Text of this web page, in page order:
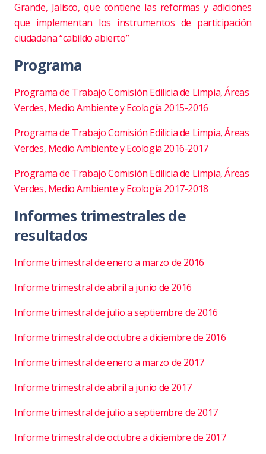
Grande, Jalisco, que contiene las reformas y adiciones
que implementan los instrumentos de participación
ciudadana “cabildo abierto”
Programa
Programa de Trabajo Comisión Edilicia de Limpia, Áreas
Verdes, Medio Ambiente y Ecología 2015-2016
Programa de Trabajo Comisión Edilicia de Limpia, Áreas
Verdes, Medio Ambiente y Ecología 2016-2017
Programa de Trabajo Comisión Edilicia de Limpia, Áreas
Verdes, Medio Ambiente y Ecología 2017-2018
Informes trimestrales de
resultados
Informe trimestral de enero a marzo de 2016
Informe trimestral de abril a junio de 2016
Informe trimestral de julio a septiembre de 2016
Informe trimestral de octubre a diciembre de 2016
Informe trimestral de enero a marzo de 2017
Informe trimestral de abril a junio de 2017
Informe trimestral de julio a septiembre de 2017
Informe trimestral de octubre a diciembre de 2017